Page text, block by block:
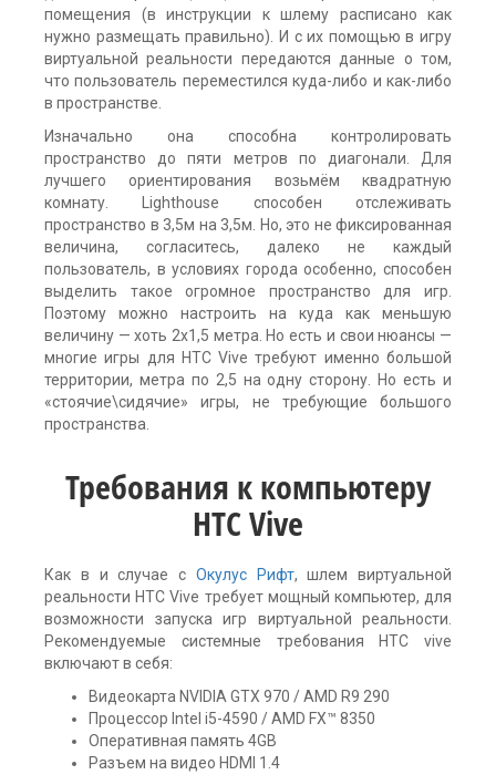
помещения (в инструкции к шлему расписано как
нужно размещать правильно). И с их помощью в игру
виртуальной реальности передаются данные о том,
что пользователь переместился куда-либо и как-либо
в пространстве.
Изначально она способна контролировать
пространство до пяти метров по диагонали. Для
лучшего ориентирования возьмём квадратную
комнату. Lighthouse способен отслеживать
пространство в 3,5м на 3,5м. Но, это не фиксированная
величина, согласитесь, далеко не каждый
пользователь, в условиях города особенно, способен
выделить такое огромное пространство для игр.
Поэтому можно настроить на куда как меньшую
величину — хоть 2х1,5 метра. Но есть и свои нюансы —
многие игры для HTC Vive требуют именно большой
территории, метра по 2,5 на одну сторону. Но есть и
«стоячие\сидячие» игры, не требующие большого
пространства.
Требования к компьютеру
HTC Vive
Как в и случае с Окулус Рифт, шлем виртуальной
реальности HTC Vive требует мощный компьютер, для
возможности запуска игр виртуальной реальности.
Рекомендуемые системные требования HTC vive
включают в себя:
Видеокарта NVIDIA GTX 970 / AMD R9 290
Процессор Intel i5-4590 / AMD FX™ 8350
Оперативная память 4GB
Разъем на видео HDMI 1.4